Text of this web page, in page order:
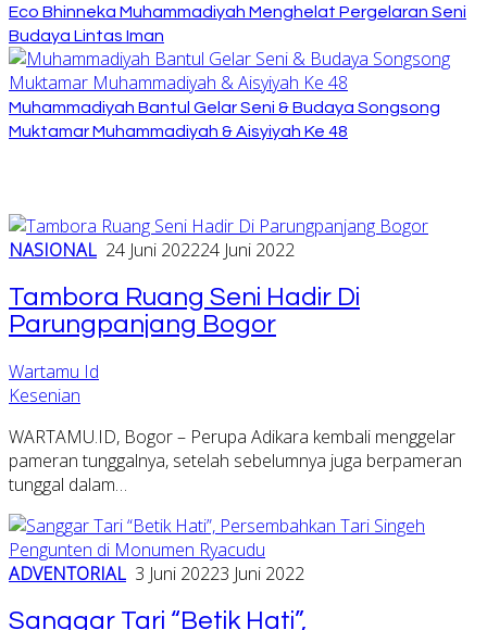
Eco Bhinneka Muhammadiyah Menghelat Pergelaran Seni
Budaya Lintas Iman
Muhammadiyah Bantul Gelar Seni & Budaya Songsong
Muktamar Muhammadiyah & Aisyiyah Ke 48
NASIONAL 24 Juni 202224 Juni 2022
Tambora Ruang Seni Hadir Di
Parungpanjang Bogor
Wartamu Id
Kesenian
WARTAMU.ID, Bogor – Perupa Adikara kembali menggelar
pameran tunggalnya, setelah sebelumnya juga berpameran
tunggal dalam…
ADVENTORIAL 3 Juni 20223 Juni 2022
Sanggar Tari “Betik Hati”,